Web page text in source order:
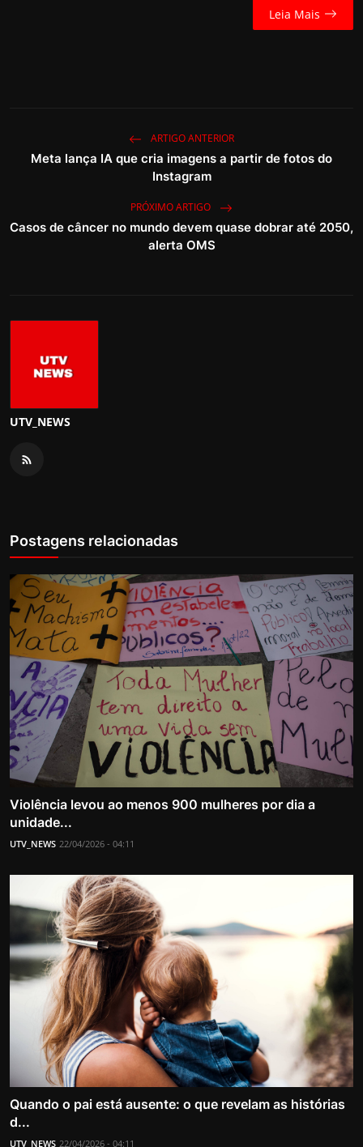
Leia Mais
ARTIGO ANTERIOR
Meta lança IA que cria imagens a partir de fotos do
Instagram
PRÓXIMO ARTIGO
Casos de câncer no mundo devem quase dobrar até 2050,
alerta OMS
UTV_NEWS
Postagens relacionadas
Violência levou ao menos 900 mulheres por dia a
unidade...
UTV_NEWS 22/04/2026 - 04:11
Quando o pai está ausente: o que revelam as histórias
d...
UTV_NEWS 22/04/2026 - 04:11